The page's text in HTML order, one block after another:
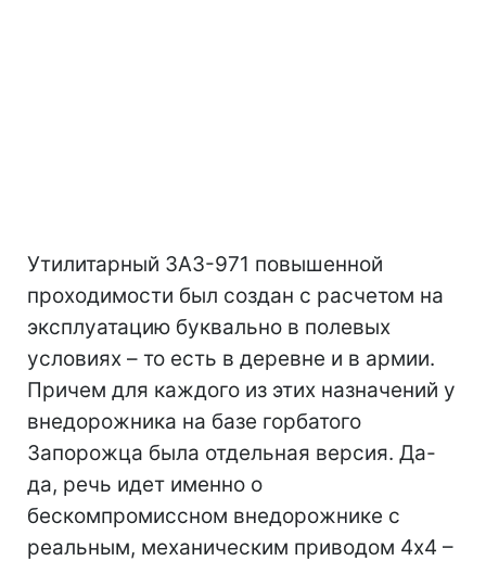
Утилитарный ЗАЗ-971 повышенной
проходимости был создан с расчетом на
эксплуатацию буквально в полевых
условиях – то есть в деревне и в армии.
Причем для каждого из этих назначений у
внедорожника на базе горбатого
Запорожца была отдельная версия. Да-
да, речь идет именно о
бескомпромиссном внедорожнике с
реальным, механическим приводом 4х4 –